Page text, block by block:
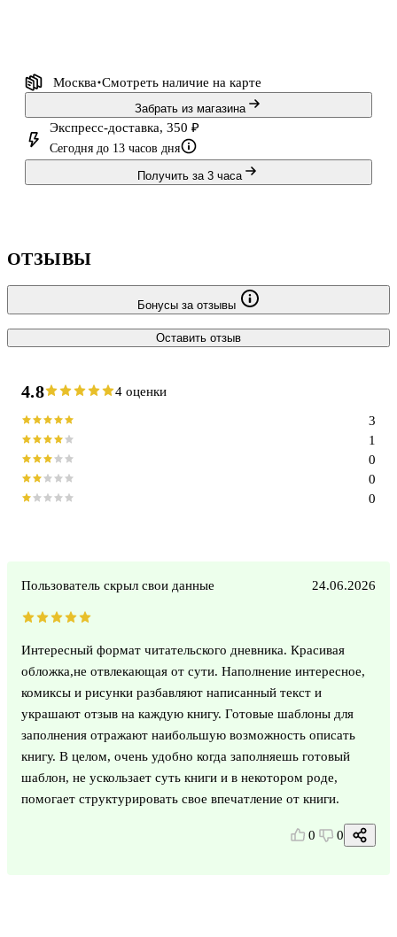
Москва Смотреть наличие на карте
Забрать из магазина
Экспресс-доставка, 350 ₽
Сегодня до 13 часов дня
Получить за 3 часа
ОТЗЫВЫ
Бонусы за отзывы
Оставить отзыв
4.8 4 оценки
0
0
0
1
3
Пользователь скрыл свои данные 24.06.2026
Интересный формат читательского дневника. Красивая
обложка,не отвлекающая от сути. Наполнение интересное,
комиксы и рисунки разбавляют написанный текст и
украшают отзыв на каждую книгу. Готовые шаблоны для
заполнения отражают наибольшую возможность описать
книгу. В целом, очень удобно когда заполняешь готовый
шаблон, не ускользает суть книги и в некотором роде,
помогает структурировать свое впечатление от книги.
0 0